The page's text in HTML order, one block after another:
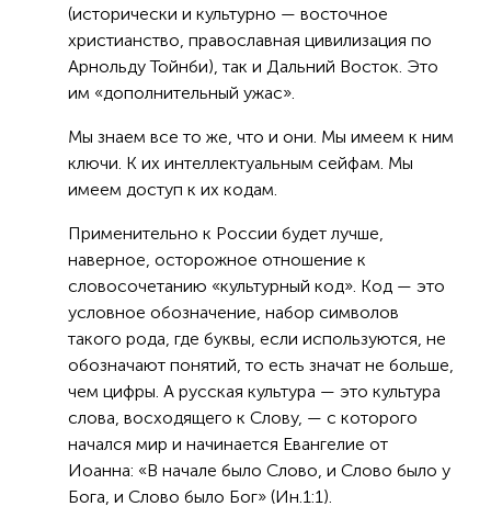
(исторически и культурно — восточное
христианство, православная цивилизация по
Арнольду Тойнби), так и Дальний Восток. Это
им «дополнительный ужас».
Мы знаем все то же, что и они. Мы имеем к ним
ключи. К их интеллектуальным сейфам. Мы
имеем доступ к их кодам.
Применительно к России будет лучше,
наверное, осторожное отношение к
словосочетанию «культурный код». Код — это
условное обозначение, набор символов
такого рода, где буквы, если используются, не
обозначают понятий, то есть значат не больше,
чем цифры. А русская культура — это культура
слова, восходящего к Слову, — с которого
начался мир и начинается Евангелие от
Иоанна: «В начале было Слово, и Слово было у
Бога, и Слово было Бог» (Ин.1:1).